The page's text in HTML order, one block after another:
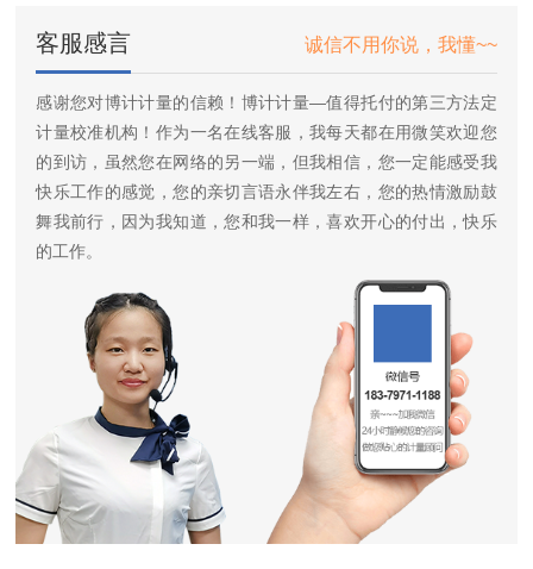
客服感言 诚信不用你说，我懂~~
感谢您对博计计量的信赖！博计计量—值得托付的第三方法定
计量校准机构！作为一名在线客服，我每天都在用微笑欢迎您
的到访，虽然您在网络的另一端，但我相信，您一定能感受我
快乐工作的感觉，您的亲切言语永伴我左右，您的热情激励鼓
舞我前行，因为我知道，您和我一样，喜欢开心的付出，快乐
的工作。